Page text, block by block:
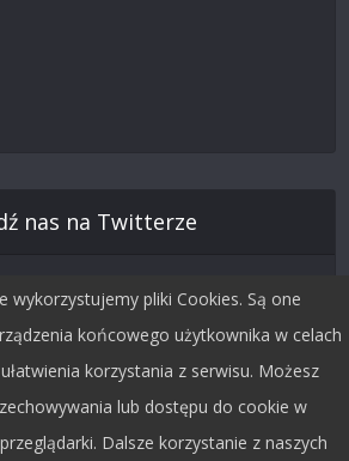
nas na Twitterze
wykorzystujemy pliki Cookies. Są one
końcowego użytkownika w celach
korzystania z serwisu. Możesz
lub dostępu do cookie w
Dalsze korzystanie z naszych